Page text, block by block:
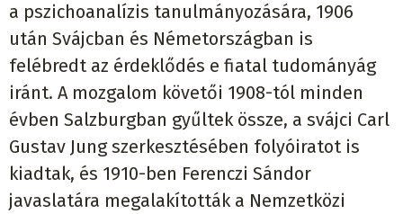
a pszichoanalízis tanulmányozására, 1906
után Svájcban és Németországban is
felébredt az érdeklődés e fiatal tudományág
iránt. A mozgalom követői 1908-tól minden
évben Salzburgban gyűltek össze, a svájci Carl
Gustav Jung szerkesztésében folyóiratot is
kiadtak, és 1910-ben Ferenczi Sándor
javaslatára megalakították a Nemzetközi